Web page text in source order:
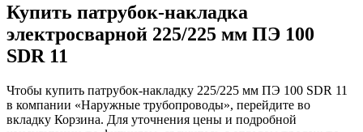
Купить патрубок-накладка
электросварной 225/225 мм ПЭ 100
SDR 11
Чтобы купить патрубок-накладку 225/225 мм ПЭ 100 SDR 11
в компании «Наружные трубопроводы», перейдите во
вкладку Корзина. Для уточнения цены и подробной